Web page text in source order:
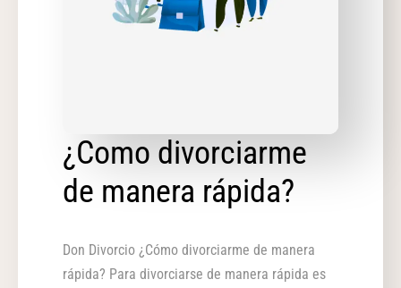
¿Como divorciarme
de manera rápida?
Don Divorcio ¿Cómo divorciarme de manera
rápida? Para divorciarse de manera rápida es